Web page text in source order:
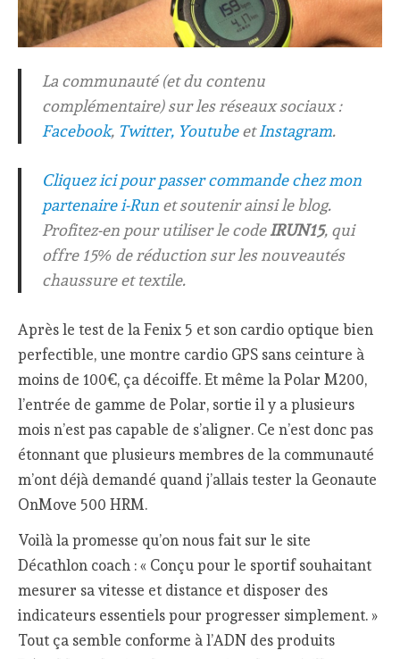
La communauté (et du contenu
complémentaire) sur les réseaux sociaux :
Facebook, Twitter, YoutubeetInstagram.
Cliquez ici pour passer commande chez mon
partenaire i-Runet soutenir ainsi le blog.
Profitez-en pour utiliser le codeIRUN15, qui
offre 15% de réduction sur les nouveautés
chaussure et textile.
Après le test de la Fenix 5 et son cardio optique bien
perfectible, une montre cardio GPS sans ceinture à
moins de 100€, ça décoiffe. Et même la Polar M200,
l’entrée de gamme de Polar, sortie il y a plusieurs
mois n’est pas capable de s’aligner. Ce n’est donc pas
étonnant que plusieurs membres de la communauté
m’ont déjà demandé quand j’allais tester la Geonaute
OnMove 500 HRM.
Voilà la promesse qu’on nous fait sur le site
Décathlon coach : « Conçu pour le sportif souhaitant
mesurer sa vitesse et distance et disposer des
indicateurs essentiels pour progresser simplement. »
Tout ça semble conforme à l’ADN des produits